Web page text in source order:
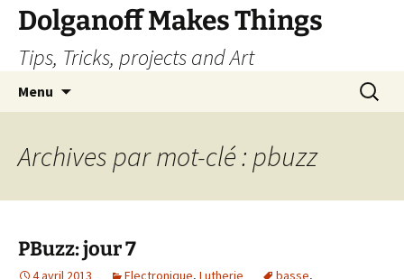
Dolganoff Makes Things
Tips, Tricks, projects and Art
Menu
Archives par mot-clé : pbuzz
PBuzz: jour 7
4 avril 2013 Electronique, Lutherie basse,